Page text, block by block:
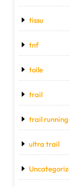
tissu
tnf
toile
trail
trail running
ultra trail